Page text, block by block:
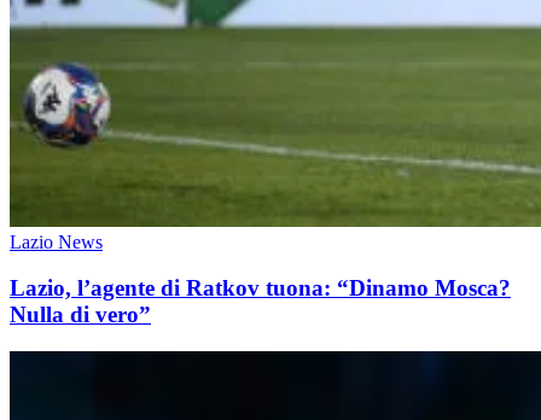
Lazio News
Lazio, l’agente di Ratkov tuona: “Dinamo Mosca?
Nulla di vero”